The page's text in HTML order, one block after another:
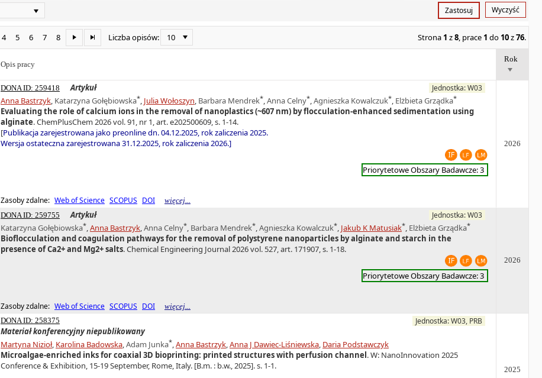
Zastosuj Wyczyść
4 5 6 7 8 Liczba opisów: 10 Strona 1 z8, prace 1 do 10z76.
Opis pracy
Rok
DONA ID: 259418 Artykuł Jednostka: W03
Anna Bastrzyk, Katarzyna Gołębiowska*, Julia Wołoszyn, Barbara Mendrek*,Anna Celny*,Agnieszka Kowalczuk*, Elżbieta Grządka*
Evaluating the role of calcium ions in the removal of nanoplastics (~607 nm) by flocculation-enhanced sedimentation using
alginate. ChemPlusChem 2026 vol. 91, nr 1, art. e202500609, s. 1-14.
[Publikacja zarejestrowana jako preonline dn. 04.12.2025, rok zaliczenia 2025.
Wersja ostateczna zarejestrowana 31.12.2025, rok zaliczenia 2026.]
Priorytetowe Obszary Badawcze: 3
Zasoby zdalne: Web of Science SCOPUS DOI więcej...
2026
DONA ID: 259755 Artykuł Jednostka: W03
Katarzyna Gołębiowska*,Anna Bastrzyk,Anna Celny*, Barbara Mendrek*,Agnieszka Kowalczuk*, Jakub K Matusiak*, Elżbieta Grządka*
Bioflocculation and coagulation pathways for the removal of polystyrene nanoparticles by alginate and starch in the
presence of Ca2+ and Mg2+ salts. Chemical Engineering Journal 2026 vol. 527, art. 171907, s. 1-18.
Priorytetowe Obszary Badawcze: 3
Zasoby zdalne: Web of Science SCOPUS DOI więcej...
2026
DONA ID: 258375
Materiał konferencyjny niepublikowany
Jednostka: W03, PRB
Martyna Nizioł, Karolina Badowska,Adam Junka*,Anna Bastrzyk,Anna J Dawiec-Liśniewska, Daria Podstawczyk
Microalgae-enriched inks for coaxial 3D bioprinting: printed structures with perfusion channel. W: NanoInnovation 2025
Conference & Exhibition, 15-19 September, Rome, Italy. [B.m. : b.w., 2025]. s. 1-1.
2025